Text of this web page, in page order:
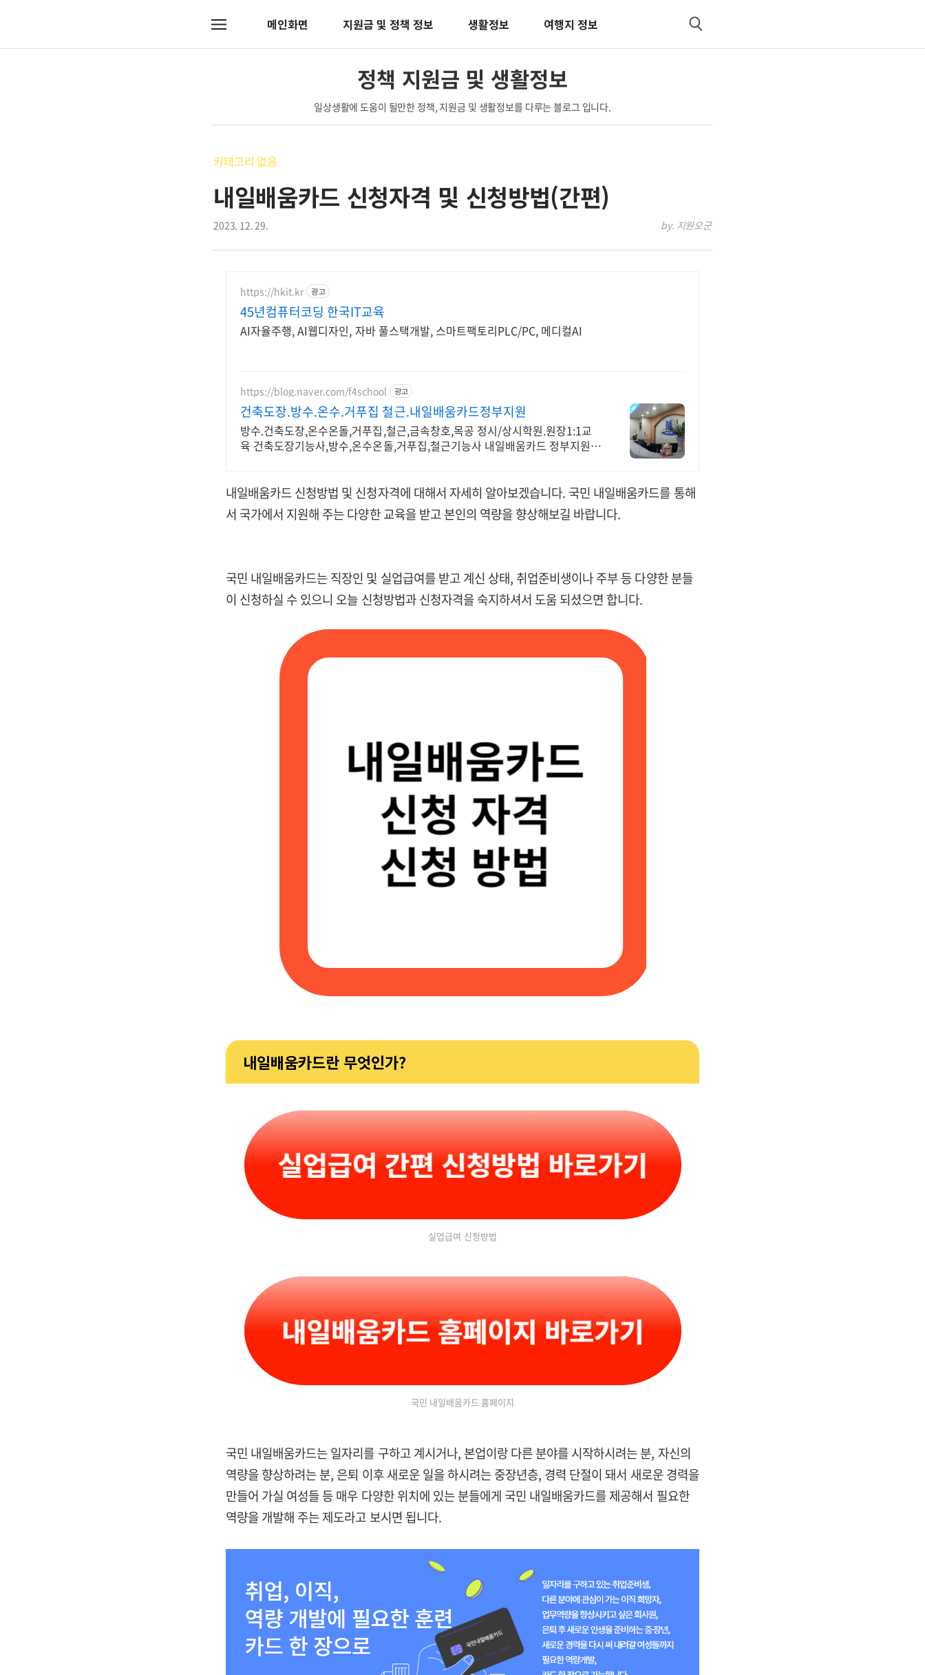
메인화면 지원금 및 정책 정보 생활정보 여행지 정보
메
검
정책 지원금 및 생활정보
일상생활에 도움이 될만한 정책, 지원금 및 생활정보를 다루는 블로그 입니다.
카테고리 없음
내일배움카드 신청자격 및 신청방법(간편)
2023. 12. 29. by. 지원오군
https://hkit.kr 광고
45년컴퓨터코딩 한국IT교육
AI자율주행, AI웹디자인, 자바 풀스택개발, 스마트팩토리PLC/PC, 메디컬AI
https://blog.naver.com/f4school 광고
건축도장.방수.온수.거푸집 철근.내일배움카드정부지원
방수.건축도장,온수온돌,거푸집,철근,금속창호,목공 정시/상시학원.원장1:1교
육 건축도장기능사,방수,온수온돌,거푸집,철근기능사 내일배움카드 정부지원,
내일배움카드 신청방법 및 신청자격에 대해서 자세히 알아보겠습니다. 국민 내일배움카드를 통해
서 국가에서 지원해 주는 다양한 교육을 받고 본인의 역량을 향상해보길 바랍니다.
국민 내일배움카드는 직장인 및 실업급여를 받고 계신 상태, 취업준비생이나 주부 등 다양한 분들
이 신청하실 수 있으니 오늘 신청방법과 신청자격을 숙지하셔서 도움 되셨으면 합니다.
내일배움카드란 무엇인가?
실업급여 신청방법
국민 내일배움카드 홈페이지
국민 내일배움카드는 일자리를 구하고 계시거나, 본업이랑 다른 분야를 시작하시려는 분, 자신의
역량을 향상하려는 분, 은퇴 이후 새로운 일을 하시려는 중장년층, 경력 단절이 돼서 새로운 경력을
만들어 가실 여성들 등 매우 다양한 위치에 있는 분들에게 국민 내일배움카드를 제공해서 필요한
역량을 개발해 주는 제도라고 보시면 됩니다.